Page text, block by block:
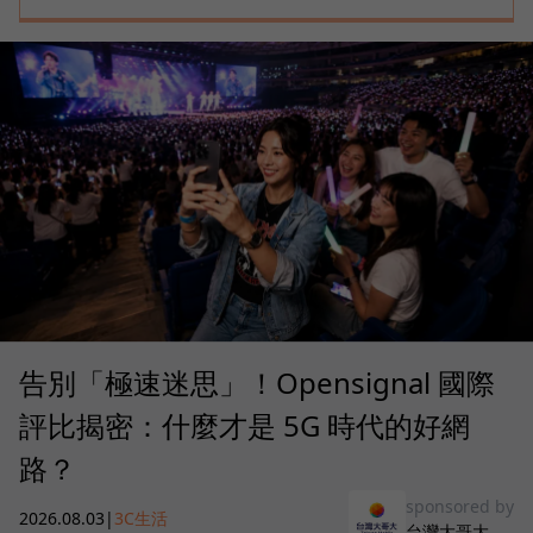
告別「極速迷思」！Opensignal 國際
評比揭密：什麼才是 5G 時代的好網
路？
2026.08.03 | 3C生活
sponsored by